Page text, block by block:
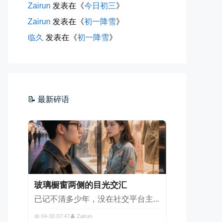
Zairun 发表在《今日初三》
Zairun 发表在《初一降雪》
临久 发表在《初一降雪》
📝 最新碎语
海边散步随手一拍
晚上出门散步，抬头看月亮很圆，...
玻璃橱窗两侧的目光交汇
已记不清多少年，没在社交平台主...
📅 04-30 07:47👤 Zairun